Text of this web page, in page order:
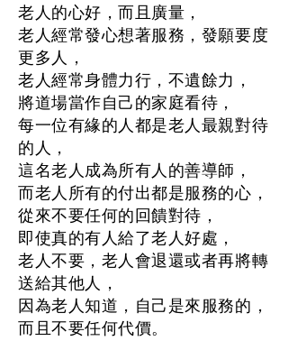
老人的心好，而且廣量，
老人經常發心想著服務，發願要度
更多人，
老人經常身體力行，不遺餘力，
將道場當作自己的家庭看待，
每一位有緣的人都是老人最親對待
的人，
這名老人成為所有人的善導師，
而老人所有的付出都是服務的心，
從來不要任何的回饋對待，
即使真的有人給了老人好處，
老人不要，老人會退還或者再將轉
送給其他人，
因為老人知道，自己是來服務的，
而且不要任何代價。